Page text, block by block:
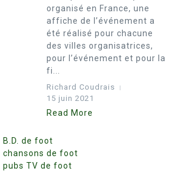
organisé en France, une
affiche de l’événement a
été réalisé pour chacune
des villes organisatrices,
pour l’événement et pour la
fi...
Richard Coudrais
15 juin 2021
Read More
B.D. de foot
chansons de foot
pubs TV de foot